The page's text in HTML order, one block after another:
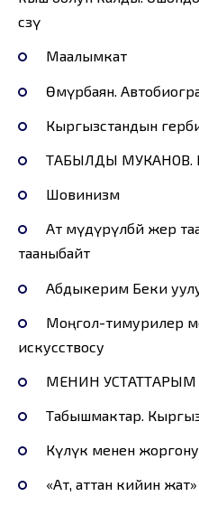
сөзү
Маалымкат
Өмүрбаян.
Кыргызстандын
ТАБЫЛДЫ МУКАНОВ.
Шовинизм
Ат мүдүрүлбөй жер
тааныбайт
Абдыкерим Беки
Моңгол-тимурилер
искусствосу
МЕНИН УСТАТТАРЫМ
Табышмактар.
Күлүк менен
«Ат, аттан кийин жат»